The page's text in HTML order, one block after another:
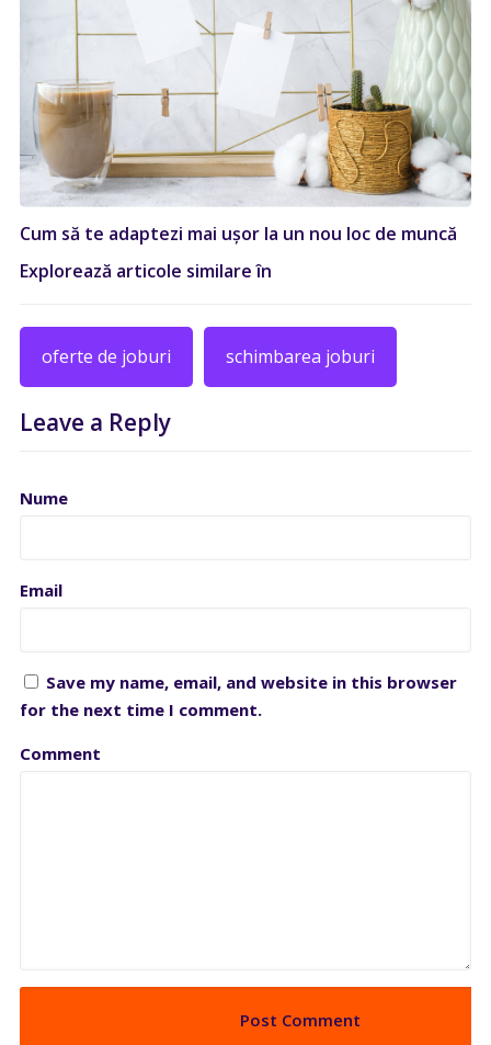
Cum să te adaptezi mai ușor la un nou loc de muncă
Explorează articole similare în
oferte de joburi schimbarea joburi
Leave a Reply
Nume
Email
Save my name, email, and website in this browser
for the next time I comment.
Comment